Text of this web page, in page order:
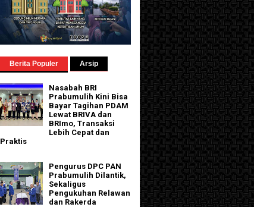
Berita Populer Arsip
Nasabah BRI
Prabumulih Kini Bisa
Bayar Tagihan PDAM
Lewat BRIVA dan
BRImo, Transaksi
Lebih Cepat dan
Praktis
Pengurus DPC PAN
Prabumulih Dilantik,
Sekaligus
Pengukuhan Relawan
dan Rakerda